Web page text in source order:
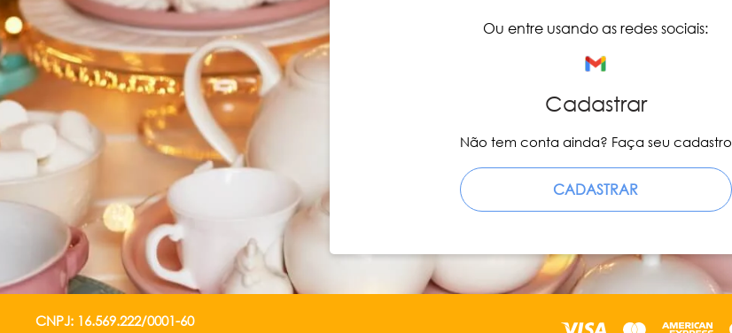
Ou entre usando as redes sociais:
Cadastrar
Não tem conta ainda? Faça seu cadastro
CADASTRAR
CNPJ: 16.569.222/0001-60